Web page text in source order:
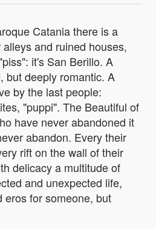
Catania there is a
and ruined houses,
it's San Berillo. A
but deeply romantic. A
by the last people:
"puppi". The Beautiful of
have never abandoned it
abandon. Every their
rift on the wall of their
delicacy a multitude of
and unexpected life,
eros for someone, but